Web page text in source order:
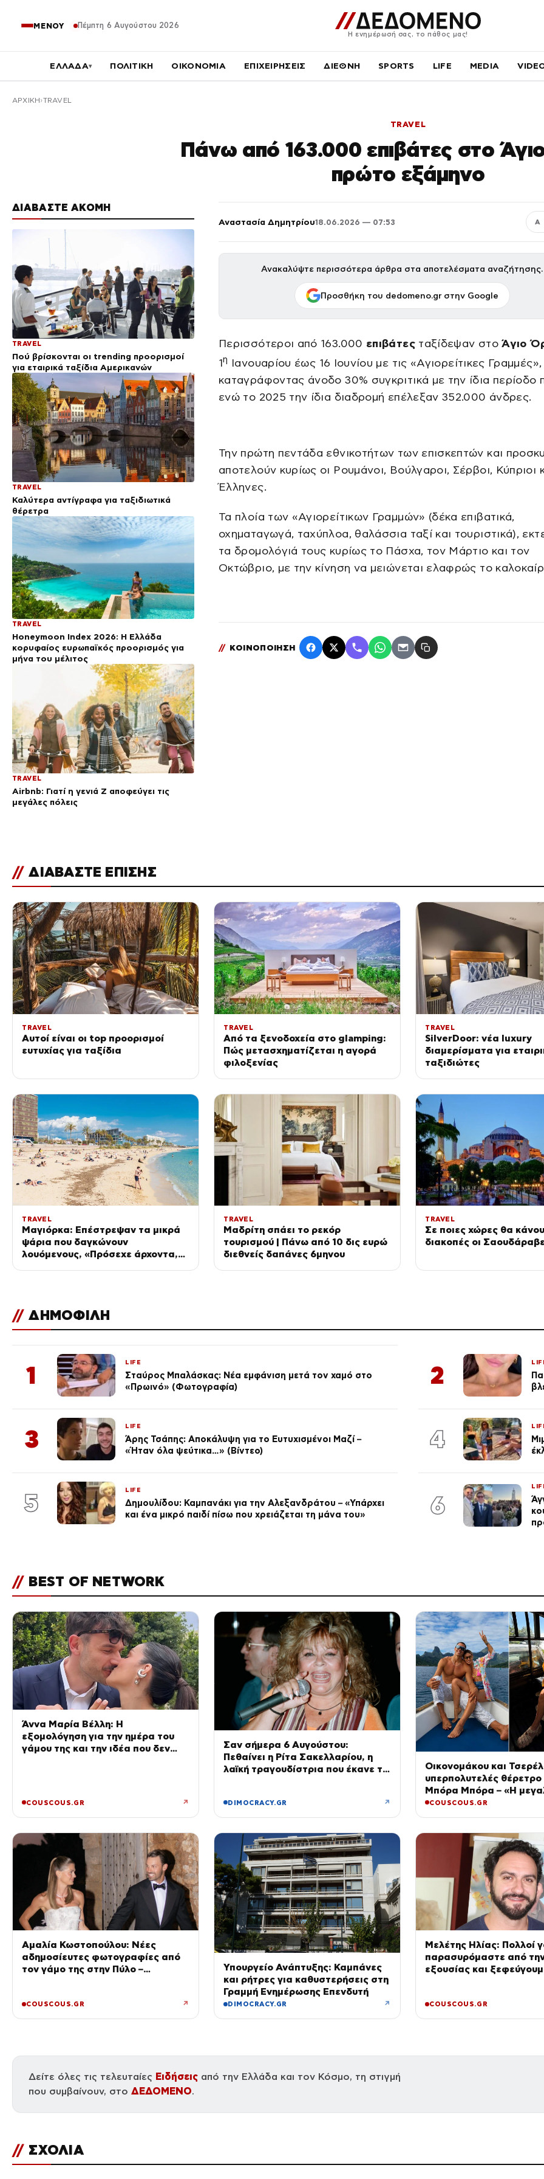
ΜΕΝΟΥ Πέμπτη 6 Αυγούστου 2026
Η ενημέρωσή σας, το πάθος μας!
ΕΛΛΑΔΑ▾ ΠΟΛΙΤΙΚΗ ΟΙΚΟΝΟΜΙΑ ΕΠΙΧΕΙΡΗΣΕΙΣ ΔΙΕΘΝΗ SPORTS LIFE MEDIA
ΑΡΧΙΚΉ TRAVEL
TRAVEL
Πάνω από 163.000 επιβάτες στο
πρώτο εξάμηνο
ΔΙΑΒΑΣΤΕ ΑΚΟΜΗ
TRAVEL
Πού βρίσκονται οι trending προορισμοί
για εταιρικά ταξίδια Αμερικανών
TRAVEL
Καλύτερα αντίγραφα για ταξιδιωτικά
θέρετρα
TRAVEL
Honeymoon Index 2026: Η Ελλάδα
κορυφαίος ευρωπαϊκός προορισμός για
μήνα του μέλιτος
TRAVEL
Airbnb: Γιατί η γενιά Z αποφεύγει τις
μεγάλες πόλεις
Αναστασία Δημητρίου18.06.2026 — 07:53 Α
Ανακαλύψτε περισσότερα άρθρα στα αποτελέσματα αναζήτησης.
Προσθήκη του dedomeno.gr στην Google
Περισσότεροι από 163.000 επιβάτεςταξίδεψαν στοΆγιο
1η Ιανουαρίου έως 16 Ιουνίου με τις «Αγιορείτικες Γραμμές»,
καταγράφοντας άνοδο 30% συγκριτικά με την ίδια περίοδο
ενώ το 2025 την ίδια διαδρομή επέλεξαν 352.000 άνδρες.
Την πρώτη πεντάδα εθνικοτήτων των επισκεπτών και
αποτελούν κυρίως οι Ρουμάνοι, Βούλγαροι, Σέρβοι, Κύπριοι
Έλληνες.
Τα πλοία των «Αγιορείτικων Γραμμών» (δέκα επιβατικά,
οχηματαγωγά, ταχύπλοα, θαλάσσια ταξί και τουριστικά),
τα δρομολόγιά τους κυρίως το Πάσχα, τον Μάρτιο και τον
Οκτώβριο, με την κίνηση να μειώνεται ελαφρώς το
// ΚΟΙΝΟΠΟΙΗΣΗ
// ΔΙΑΒΑΣΤΕ ΕΠΙΣΗΣ
TRAVEL
Αυτοί είναι οι top προορισμοί
ευτυχίας για ταξίδια
TRAVEL
Από τα ξενοδοχεία στο glamping:
Πώς μετασχηματίζεται η αγορά
φιλοξενίας
TRAVEL
SilverDoor: νέα luxury
διαμερίσματα για
ταξιδιώτες
TRAVEL
Μαγιόρκα: Επέστρεψαν τα μικρά
ψάρια που δαγκώνουν
λουόμενους, «Πρόσεχε άρχοντα,
TRAVEL
Μαδρίτη σπάει το ρεκόρ
τουρισμού | Πάνω από 10 δις ευρώ
διεθνείς δαπάνες 6μηνου
TRAVEL
Σε ποιες χώρες θα
διακοπές οι
// ΔΗΜΟΦΙΛΗ
1 LIFE
Σταύρος Μπαλάσκας: Νέα εμφάνιση μετά τον χαμό στο
«Πρωινό» (Φωτογραφία)
2
3 LIFE
Άρης Τσάπης: Αποκάλυψη για το Ευτυχισμένοι Μαζί –
«Ήταν όλα ψεύτικα…» (Βίντεο)
4
5 LIFE
Δημουλίδου: Καμπανάκι για την Αλεξανδράτου – «Υπάρχει
και ένα μικρό παιδί πίσω που χρειάζεται τη μάνα του»
6
// BEST OF NETWORK
Άννα Μαρία Βέλλη: Η
εξομολόγηση για την ημέρα του
γάμου της και την ιδέα που δεν
COUSCOUS.GR ↗
Σαν σήμερα 6 Αυγούστου:
Πεθαίνει η Ρίτα Σακελλαρίου, η
λαϊκή τραγουδίστρια που έκανε τη
DIMOCRACY.GR ↗
Οικονομάκου και
υπερπολυτελές
Μπόρα Μπόρα – «Η
πολυτέλεια…» (Video)
COUSCOUS.GR
Αμαλία Κωστοπούλου: Νέες
αδημοσίευτες φωτογραφίες από
τον γάμο της στην Πύλο –
COUSCOUS.GR ↗
Υπουργείο Ανάπτυξης: Καμπάνες
και ρήτρες για καθυστερήσεις στη
Γραμμή Ενημέρωσης Επενδυτή
DIMOCRACY.GR ↗
Μελέτης Ηλίας: Πολλοί
παρασυρόμαστε από
εξουσίας και
COUSCOUS.GR
Δείτε όλες τις τελευταίες Ειδήσεις από την Ελλάδα και τον Κόσμο, τη στιγμή
που συμβαίνουν, στο ΔΕΔΟΜΕΝΟ.
// ΣΧΟΛΙΑ